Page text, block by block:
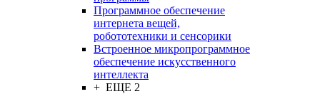
Программное обеспечение
интернета вещей,
робототехники и сенсорики
Встроенное микропрограммное
обеспечение искусственного
интеллекта
+ ЕЩЕ 2